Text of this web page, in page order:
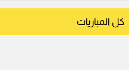
كل المباريات